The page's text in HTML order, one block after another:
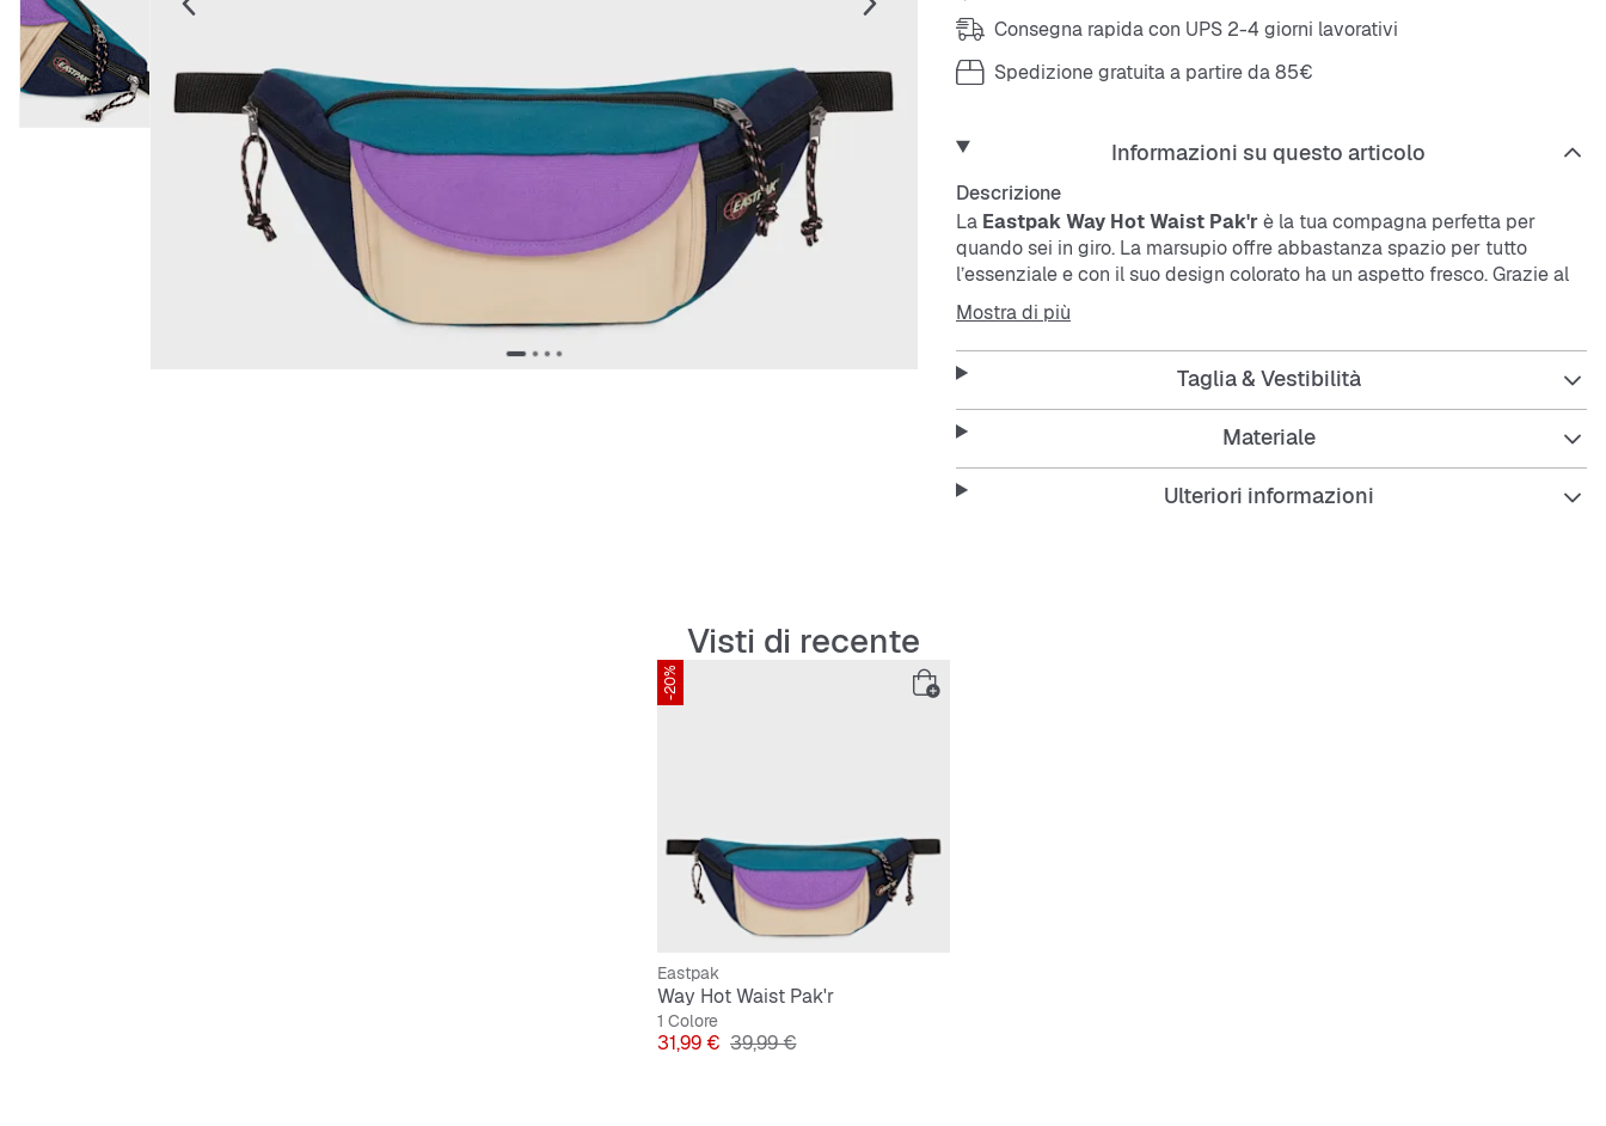
Consegna rapida con UPS 2-4 giorni lavorativi
Spedizione gratuita a partire da 85€
Informazioni su questo articolo
Descrizione
La Eastpak Way Hot Waist Pak'rè la tua compagna perfetta per
quando sei in giro. La marsupio offre abbastanza spazio per tutto
l’essenziale e con il suo design colorato ha un aspetto fresco. Grazie al
materiale resistente, dura a lungo.
Features:
Più tasche con cerniera per tenere tutto in ordine
Mostra di più
Taglia & Vestibilità
Materiale
Ulteriori informazioni
Visti di recente
-20%
Eastpak
Way Hot Waist Pak'r
1 Colore
Prezzo
31,99 € Prezzo originale
39,99 €